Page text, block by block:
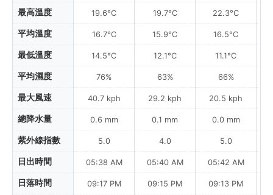
最高溫度
平均溫度
最低溫度
平均濕度
最大風速
總降水量
紫外線指數
日出時間
日落時間
19.6°C
16.7°C
14.5°C
76%
40.7 kph
0.6 mm
5.0
05:38 AM
09:17 PM
19.7°C
15.9°C
12.1°C
63%
29.2 kph
0.1 mm
4.0
05:40 AM
09:15 PM
22.3°C
16.5°C
11.1°C
66%
20.5 kph
0.0 mm
5.0
05:42 AM
09:13 PM